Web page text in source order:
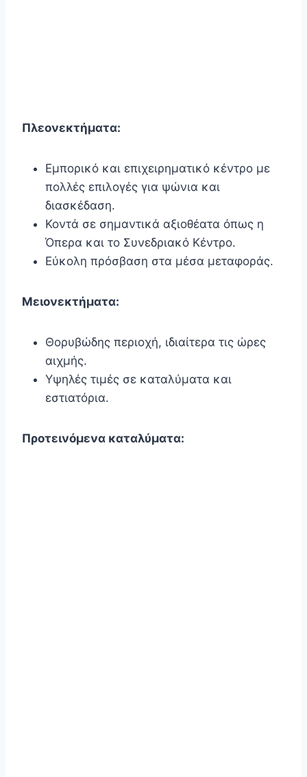
Πλεονεκτήματα:
Εμπορικό και επιχειρηματικό κέντρο με
πολλές επιλογές για ψώνια και
διασκέδαση.
Κοντά σε σημαντικά αξιοθέατα όπως η
Όπερα και το Συνεδριακό Κέντρο.
Εύκολη πρόσβαση στα μέσα μεταφοράς.
Μειονεκτήματα:
Θορυβώδης περιοχή, ιδιαίτερα τις ώρες
αιχμής.
Υψηλές τιμές σε καταλύματα και
εστιατόρια.
Προτεινόμενα καταλύματα: